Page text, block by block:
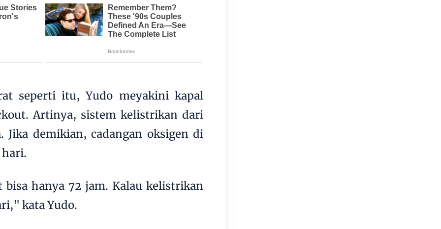
seperti itu, Yudo meyakini kapal
Artinya, sistem kelistrikan dari
Jika demikian, cadangan oksigen di
hari.
bisa hanya 72 jam. Kalau kelistrikan
kata Yudo.